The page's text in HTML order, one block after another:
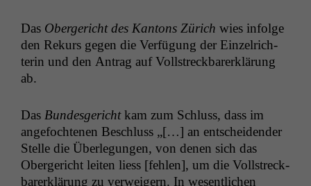
Das Oberg­ericht des Kan­tons Zürich wies infolge
den Rekurs gegen die Ver­fü­gung der Einzel­rich­
terin und den Antrag auf Voll­streck­bar­erk­lärung
ab.
Das Bun­des­gerichtkam zum Schluss, dass im
ange­focht­e­nen Beschluss „[…] an entschei­den­der
Stelle die Über­legun­gen, von denen sich das
Oberg­ericht leit­en liess [fehlen], um die Voll­streck­
bar­erk­lärung zu ver­weigern. In wesentlichen